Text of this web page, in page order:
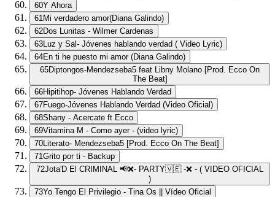
60Y Ahora
61Mi verdadero amor(Diana Galindo)
62Dos Lunitas - Wilmer Cardenas
63Luz y Sal- Jóvenes hablando verdad ( Video Lyric)
64En ti he puesto mi amor (Diana Galindo)
65Diptongos-Mendezseba5 feat Libny Molano [Prod. Ecco On
The Beat]
66Hipitihop- Jóvenes Hablando Verdad
67Fuego-Jóvenes Hablando Verdad (Video Oficial)
68Shany - Acercate ft Ecco
69Vitamina M - Como ayer - (video lyric)
70Literato- Mendezseba5 [Prod. Ecco On The Beat]
71Grito por ti - Backup
72Jota'D El CRIMINAL 📢❌- PARTY🇻🇪 -❌ - ( VIDEO OFICIAL
)
73Yo Tengo El Privilegio - Tina Os || Vídeo Oficial